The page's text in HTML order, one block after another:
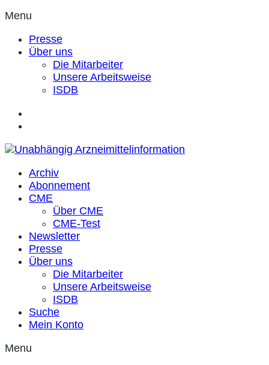
Menu
Presse
Über uns
Die Mitarbeiter
Unsere Arbeitsweise
ISDB
Archiv
Abonnement
CME
Über CME
CME-Test
Newsletter
Presse
Über uns
Die Mitarbeiter
Unsere Arbeitsweise
ISDB
Suche
Mein Konto
Menu